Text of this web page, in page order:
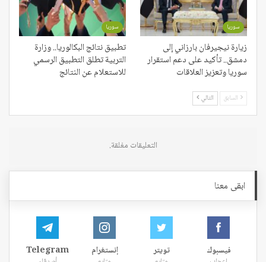
سوريا
زيارة نيجيرفان بارزاني إلى
دمشق.. تأكيد على دعم استقرار
سوريا وتعزيز العلاقات
سوريا
تطبيق نتائج البكالوريا.. وزارة
التربية تطلق التطبيق الرسمي
للاستعلام عن النتائج
السابق التالي
التعليقات مغلقة.
ابقى معنا
فيسبوك تويتر إنستغرام Telegram